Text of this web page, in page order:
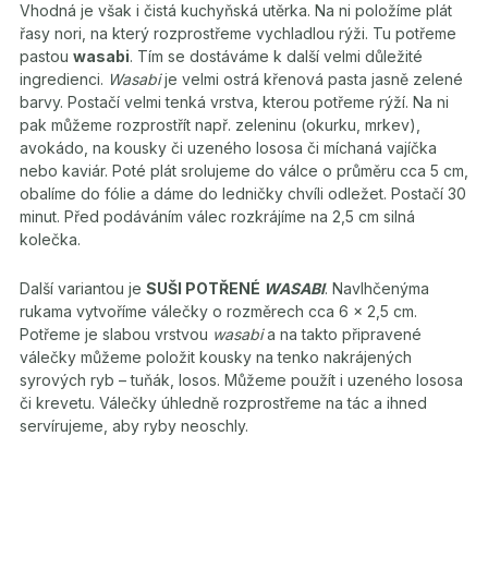
Vhodná je však i čistá kuchyňská utěrka. Na ni položíme plát
řasy nori, na který rozprostřeme vychladlou rýži. Tu potřeme
pastou wasabi. Tím se dostáváme k další velmi důležité
ingredienci. Wasabije velmi ostrá křenová pasta jasně zelené
barvy. Postačí velmi tenká vrstva, kterou potřeme rýží. Na ni
pak můžeme rozprostřít např. zeleninu (okurku, mrkev),
avokádo, na kousky či uzeného lososa či míchaná vajíčka
nebo kaviár. Poté plát srolujeme do válce o průměru cca 5 cm,
obalíme do fólie a dáme do ledničky chvíli odležet. Postačí 30
minut. Před podáváním válec rozkrájíme na 2,5 cm silná
kolečka.
Další variantou je SUŠI POTŘENÉ WASABI. Navlhčenýma
rukama vytvoříme válečky o rozměrech cca 6 x 2,5 cm.
Potřeme je slabou vrstvou wasabia na takto připravené
válečky můžeme položit kousky na tenko nakrájených
syrových ryb – tuňák, losos. Můžeme použít i uzeného lososa
či krevetu. Válečky úhledně rozprostřeme na tác a ihned
servírujeme, aby ryby neoschly.